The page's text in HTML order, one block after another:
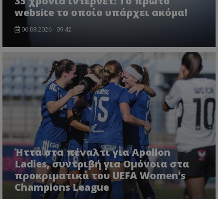
website το οποίο υπάρχει ακόμα!
06.08.2026 - 09:42
Ήττα στα πέναλτι για Apollon
Ladies, συντριβή για Ομόνοια στα
προκριματικά του UEFA Women’s
Champions League